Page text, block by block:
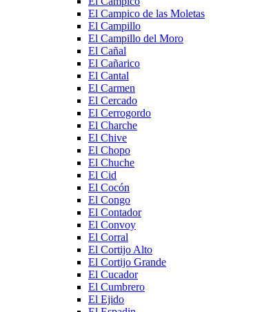
El Campico de las Moletas
El Campillo
El Campillo del Moro
El Cañal
El Cañarico
El Cantal
El Carmen
El Cercado
El Cerrogordo
El Charche
El Chive
El Chopo
El Chuche
El Cid
El Cocón
El Congo
El Contador
El Convoy
El Corral
El Cortijo Alto
El Cortijo Grande
El Cucador
El Cumbrero
El Ejido